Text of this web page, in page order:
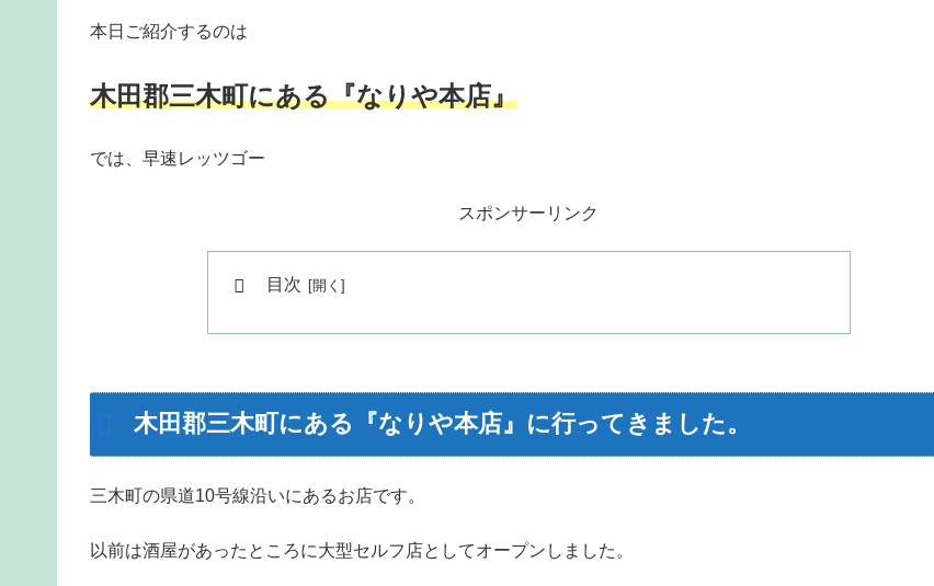
本日ご紹介するのは
木田郡三木町にある『なりや本店』
では、早速レッツゴー
スポンサーリンク
目次
木田郡三木町にある『なりや本店』に行ってきました。
三木町の県道10号線沿いにあるお店です。
以前は酒屋があったところに大型セルフ店としてオープンしました。